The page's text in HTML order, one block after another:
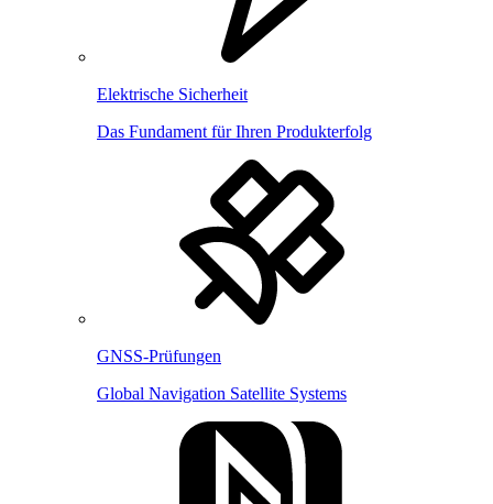
Elektrische Sicherheit
Das Fundament für Ihren Produkterfolg
GNSS-Prüfungen
Global Navigation Satellite Systems